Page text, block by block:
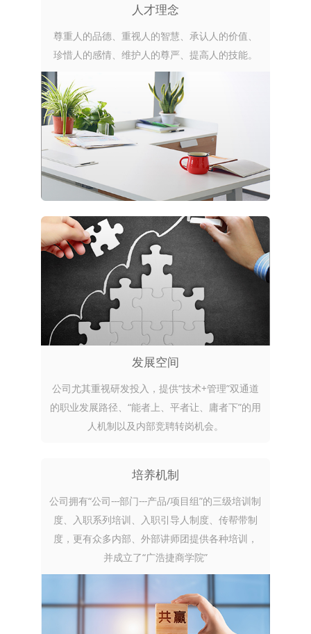
人才理念
尊重人的品德、重视人的智慧、承认人的价值、
珍惜人的感情、维护人的尊严、提高人的技能。
发展空间
公司尤其重视研发投入，提供“技术+管理”双通道
的职业发展路径、“能者上、平者让、庸者下”的用
人机制以及内部竞聘转岗机会。
培养机制
公司拥有“公司---部门---产品/项目组”的三级培训制
度、入职系列培训、入职引导人制度、传帮带制
度，更有众多内部、外部讲师团提供各种培训，
并成立了“广浩捷商学院”